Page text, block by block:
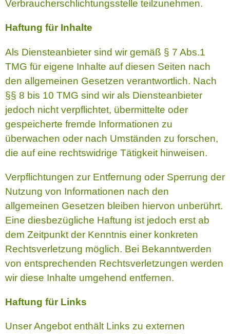
Verbraucherschlichtungsstelle teilzunehmen.
Haftung für Inhalte
Als Diensteanbieter sind wir gemäß § 7 Abs.1
TMG für eigene Inhalte auf diesen Seiten nach
den allgemeinen Gesetzen verantwortlich. Nach
§§ 8 bis 10 TMG sind wir als Diensteanbieter
jedoch nicht verpflichtet, übermittelte oder
gespeicherte fremde Informationen zu
überwachen oder nach Umständen zu forschen,
die auf eine rechtswidrige Tätigkeit hinweisen.
Verpflichtungen zur Entfernung oder Sperrung der
Nutzung von Informationen nach den
allgemeinen Gesetzen bleiben hiervon unberührt.
Eine diesbezügliche Haftung ist jedoch erst ab
dem Zeitpunkt der Kenntnis einer konkreten
Rechtsverletzung möglich. Bei Bekanntwerden
von entsprechenden Rechtsverletzungen werden
wir diese Inhalte umgehend entfernen.
Haftung für Links
Unser Angebot enthält Links zu externen